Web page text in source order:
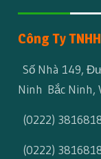
Công Ty
Số Nhà 149,
Ninh Bắc Ninh,
(0222)
(0222)